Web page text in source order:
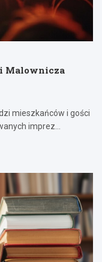
Malownicza
mieszkańców i gości
imprez…